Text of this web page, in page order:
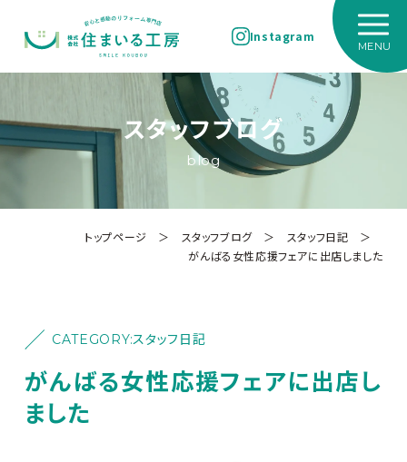
Instagram
スタッフブログ
blog
トップページ ＞ スタッフブログ＞ スタッフ日記 ＞
がんばる女性応援フェアに出店しました
CATEGORY:スタッフ日記
がんばる女性応援フェアに出店し
ました